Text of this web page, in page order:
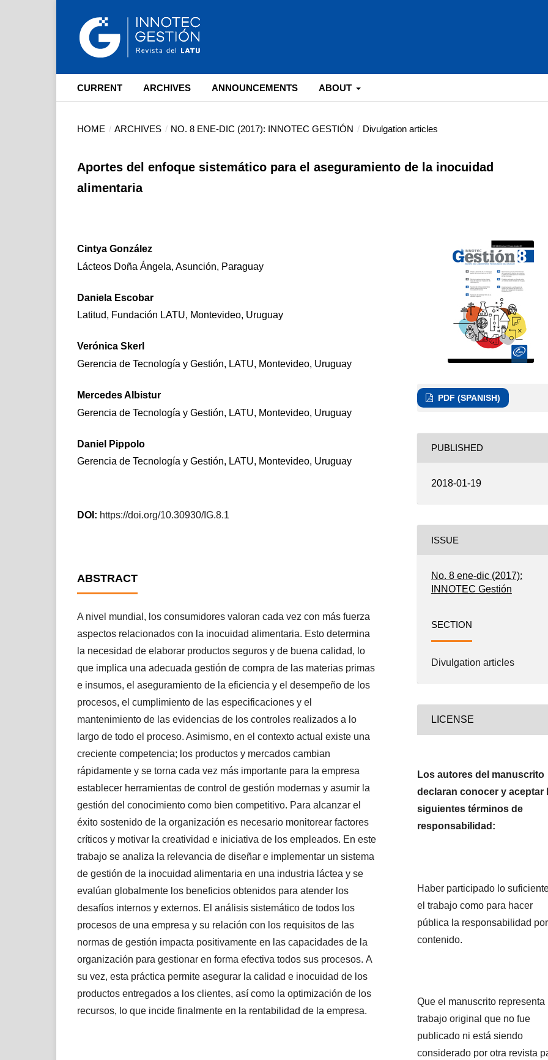
CURRENT ARCHIVES ANNOUNCEMENTS ABOUT
HOME / ARCHIVES / NO. 8 ENE-DIC (2017): INNOTEC GESTIÓN / Divulgation articles
Aportes del enfoque sistemático para el aseguramiento de la inocuidad
alimentaria
Cintya González
Lácteos Doña Ángela, Asunción, Paraguay
Daniela Escobar
Latitud, Fundación LATU, Montevideo, Uruguay
Verónica Skerl
Gerencia de Tecnología y Gestión, LATU, Montevideo, Uruguay
Mercedes Albistur
Gerencia de Tecnología y Gestión, LATU, Montevideo, Uruguay
Daniel Pippolo
Gerencia de Tecnología y Gestión, LATU, Montevideo, Uruguay
DOI: https://doi.org/10.30930/IG.8.1
ABSTRACT
A nivel mundial, los consumidores valoran cada vez con más fuerza
aspectos relacionados con la inocuidad alimentaria. Esto determina
la necesidad de elaborar productos seguros y de buena calidad, lo
que implica una adecuada gestión de compra de las materias primas
e insumos, el aseguramiento de la eficiencia y el desempeño de los
procesos, el cumplimiento de las especificaciones y el
mantenimiento de las evidencias de los controles realizados a lo
largo de todo el proceso. Asimismo, en el contexto actual existe una
creciente competencia; los productos y mercados cambian
rápidamente y se torna cada vez más importante para la empresa
establecer herramientas de control de gestión modernas y asumir la
gestión del conocimiento como bien competitivo. Para alcanzar el
éxito sostenido de la organización es necesario monitorear factores
críticos y motivar la creatividad e iniciativa de los empleados. En este
trabajo se analiza la relevancia de diseñar e implementar un sistema
de gestión de la inocuidad alimentaria en una industria láctea y se
evalúan globalmente los beneficios obtenidos para atender los
desafíos internos y externos. El análisis sistemático de todos los
procesos de una empresa y su relación con los requisitos de las
normas de gestión impacta positivamente en las capacidades de la
organización para gestionar en forma efectiva todos sus procesos. A
su vez, esta práctica permite asegurar la calidad e inocuidad de los
productos entregados a los clientes, así como la optimización de los
recursos, lo que incide finalmente en la rentabilidad de la empresa.
PDF (SPANISH)
PUBLISHED
2018-01-19
ISSUE
No. 8 ene-dic (2017):
INNOTEC Gestión
SECTION
Divulgation articles
LICENSE
Los autores del manuscrito
declaran conocer y aceptar
siguientes términos de
responsabilidad:
Haber participado lo
el trabajo como para hacer
pública la responsabilidad
contenido.
Que el manuscrito representa
trabajo original que no fue
publicado ni está siendo
considerado por otra revista